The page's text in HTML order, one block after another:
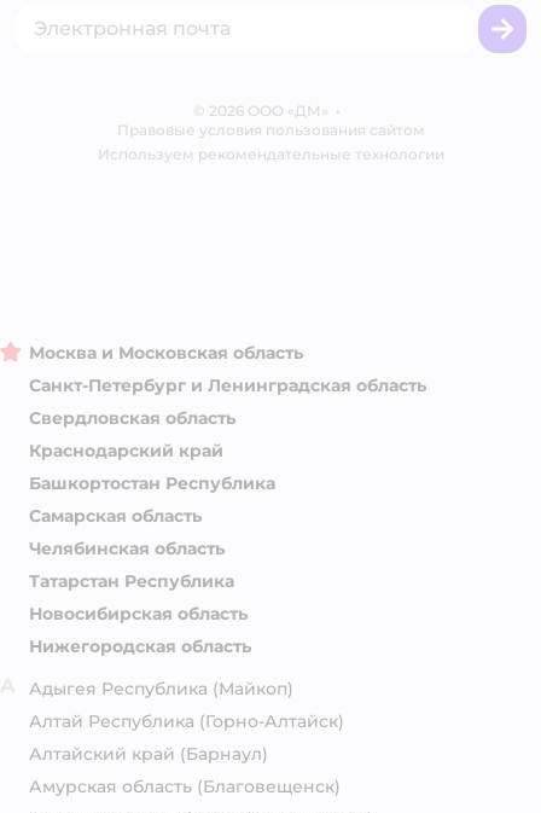
Блог
Корм для собак
© 2026 ООО «ДМ» •
Правовые условия пользования сайтом
Используем рекомендательные технологии
Москва и Московская область
Санкт-Петербург и Ленинградская область
Свердловская область
Краснодарский край
Башкортостан Республика
Самарская область
Челябинская область
Татарстан Республика
Новосибирская область
Нижегородская область
Адыгея Республика (Майкоп)
Алтай Республика (Горно-Алтайск)
Алтайский край (Барнаул)
Амурская область (Благовещенск)